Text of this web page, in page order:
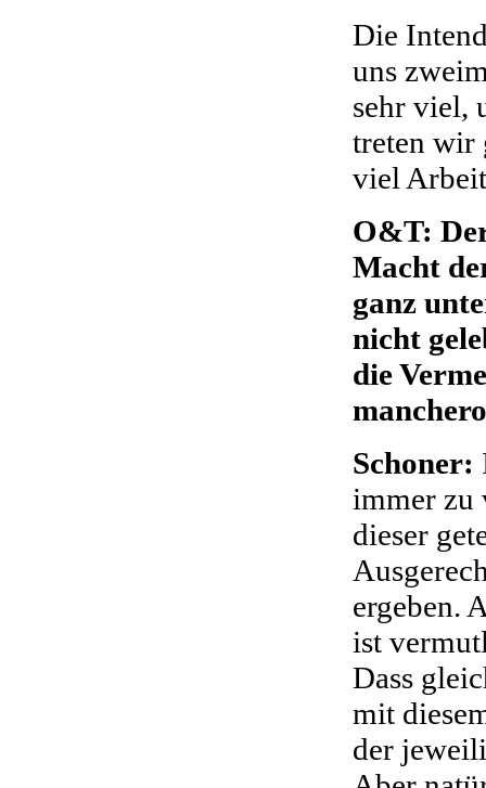
Die
uns
sehr viel,
treten wir
viel
O&T:
Macht
ganz
nicht
die
Schoner:
immer zu
dieser
ergeben.
ist
Dass
mit
der